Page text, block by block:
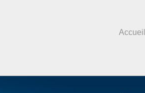
Accueil